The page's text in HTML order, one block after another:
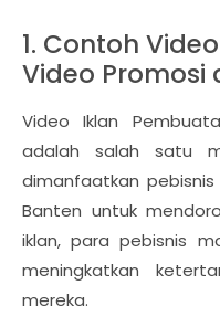
1. Contoh
Video Promosi
Video Iklan
adalah salah satu
dimanfaatkan
Banten untuk
iklan, para pebisnis
meningkatkan
mereka.